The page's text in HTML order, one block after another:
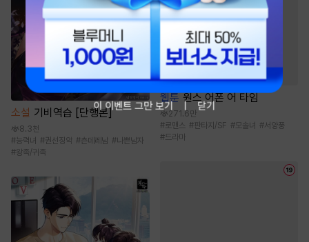
소설 기비역습 [단행본]
8.3천
#능력녀 #권선징악 #츤데레남 #나쁜남자
#왕족/귀족
웹툰 원스 어폰 어 타임
271.6만
#로맨스 #판타지/SF #모솔녀 #서양풍
#드라마
이 이벤트 그만 보기 닫기